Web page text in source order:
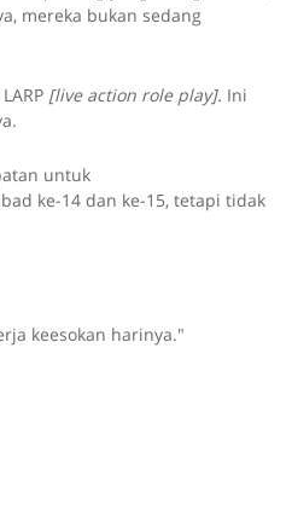
mereka bukan sedang
[live action role play]. Ini
untuk
ke-14 dan ke-15, tetapi tidak
keesokan harinya."